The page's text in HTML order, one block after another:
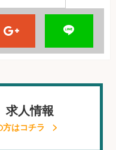
求人情報
方はコチラ